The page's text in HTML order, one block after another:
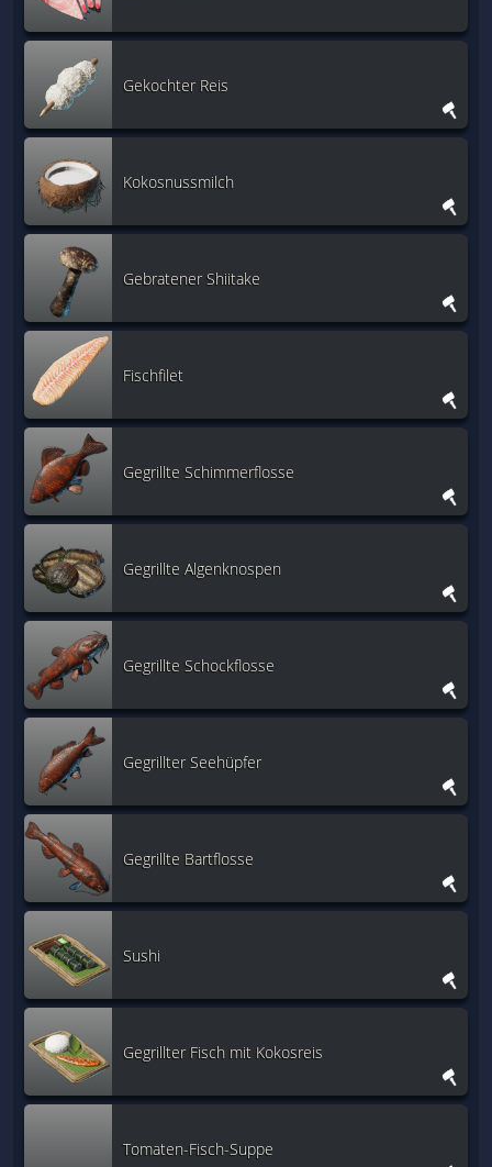
Gekochter Reis
Kokosnussmilch
Gebratener Shiitake
Fischfilet
Gegrillte Schimmerflosse
Gegrillte Algenknospen
Gegrillte Schockflosse
Gegrillter Seehüpfer
Gegrillte Bartflosse
Sushi
Gegrillter Fisch mit Kokosreis
Tomaten-Fisch-Suppe